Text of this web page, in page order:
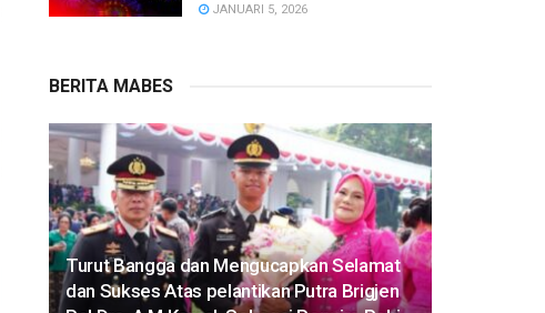
JANUARI 5, 2026
BERITA MABES
Turut Bangga dan Mengucapkan Selamat
dan Sukses Atas pelantikan Putra Brigjen